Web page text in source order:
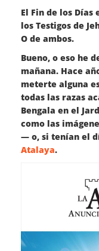
El Fin de los Días
los Testigos de
O de ambos.
Bueno, o eso he
mañana. Hace
meterte alguna
todas las razas
Bengala en el
como las
— o, si tenían el
Atalaya.